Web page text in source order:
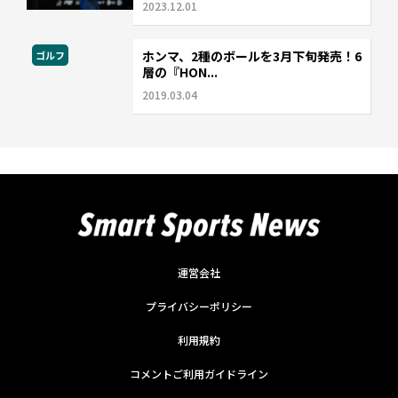
2023.12.01
ゴルフ
ホンマ、2種のボールを3月下旬発売！6
層の『HON...
2019.03.04
運営会社
プライバシーポリシー
利用規約
コメントご利用ガイドライン